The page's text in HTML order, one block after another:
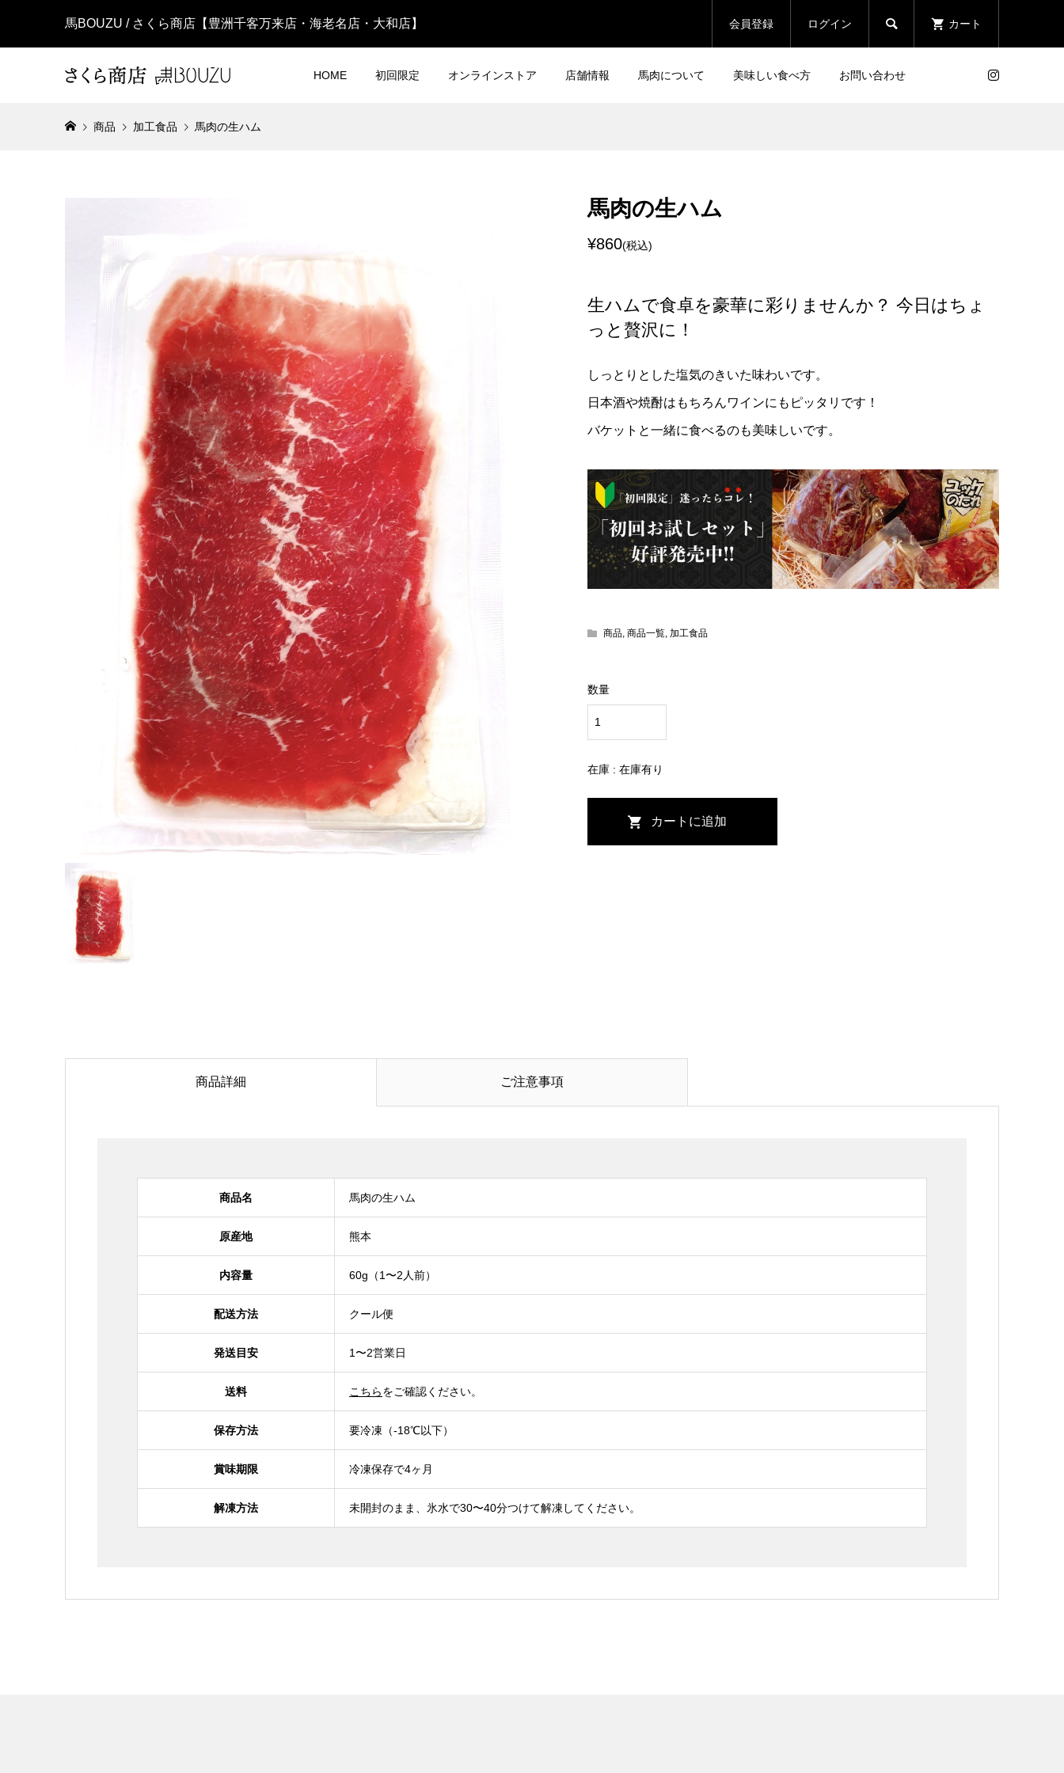
馬BOUZU / さくら商店【豊洲千客万来店・海老名店・大和店】 会員登録 ログイン  カート
HOME 初回限定 オンラインストア 店舗情報 馬肉について 美味しい食べ方 お問い合わせ
¥3,024(税込)
熊本直送 極上大トロ三枚バ
¥4,320 (税込)
青森県産 フタエゴ馬刺し
¥1,944 (税込) ¥4,510 (税込)
神奈川県産 赤身馬刺し 100g
¥1,750(税込) ¥2,376 (税込)
商品 加工食品 馬肉の生ハム
馬肉の生ハム
¥860(税込)
生ハムで食卓を豪華に彩りませんか？ 今日はちょ
っと贅沢に！
しっとりとした塩気のきいた味わいです。
日本酒や焼酎はもちろんワインにもピッタリです！
バケットと一緒に食べるのも美味しいです。
商品, 商品一覧, 加工食品
数量
在庫 : 在庫有り
商品詳細 ご注意事項
商品名 馬肉の生ハム
原産地 熊本
内容量 60g（1〜2人前）
配送方法 クール便
発送目安 1〜2営業日
送料 こちらをご確認ください。
保存方法 要冷凍（-18℃以下）
賞味期限 冷凍保存で4ヶ月
解凍方法 未開封のまま、氷水で30〜40分つけて解凍してください。